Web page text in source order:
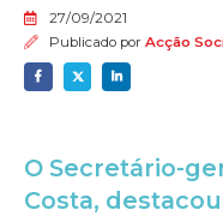
27/09/2021
Publicado por Acção
O Secretário-
Costa,